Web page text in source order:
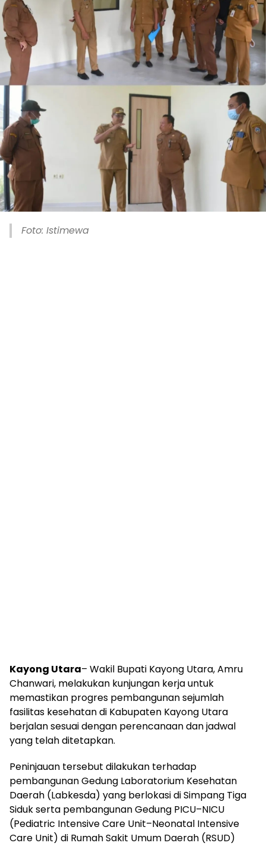
Foto: Istimewa
Kayong Utara– Wakil Bupati Kayong Utara, Amru
Chanwari, melakukan kunjungan kerja untuk
memastikan progres pembangunan sejumlah
fasilitas kesehatan di Kabupaten Kayong Utara
berjalan sesuai dengan perencanaan dan jadwal
yang telah ditetapkan.
Peninjauan tersebut dilakukan terhadap
pembangunan Gedung Laboratorium Kesehatan
Daerah (Labkesda) yang berlokasi di Simpang Tiga
Siduk serta pembangunan Gedung PICU–NICU
(Pediatric Intensive Care Unit–Neonatal Intensive
Care Unit) di Rumah Sakit Umum Daerah (RSUD)